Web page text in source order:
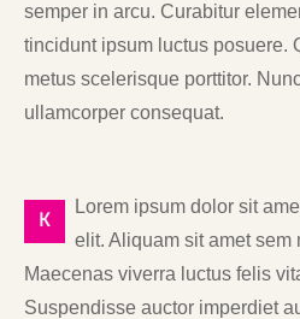
semper in arcu. Curabitur
tincidunt ipsum luctus posuere.
metus scelerisque porttitor.
ullamcorper consequat.
K
Lorem ipsum dolor sit
elit. Aliquam sit amet sem
Maecenas viverra luctus felis
Suspendisse auctor imperdiet